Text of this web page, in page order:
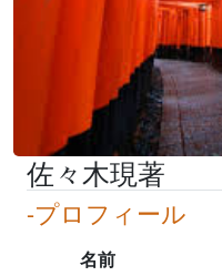
佐々木現著
-プロフィール
名前